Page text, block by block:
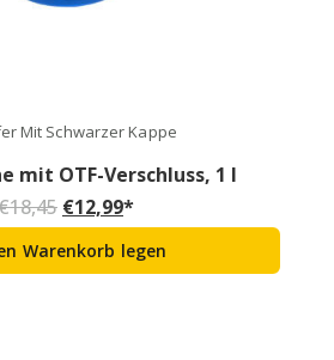
Mit Schwarzer Kappe
mit OTF-Verschluss, 1 l
18,45 Ursprünglicher Preis war:
€12,99Aktueller Preis ist:
*
Warenkorb legen